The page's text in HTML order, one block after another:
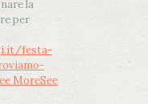
la
per
festa-
MoreSee